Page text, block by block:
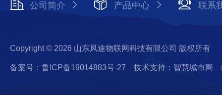
公司简介 产品中心 联系
Copyright © 2026 山东风途物联网科技有限公司 版权所有
备案号：鲁ICP备19014883号-27 技术支持：智慧城市网